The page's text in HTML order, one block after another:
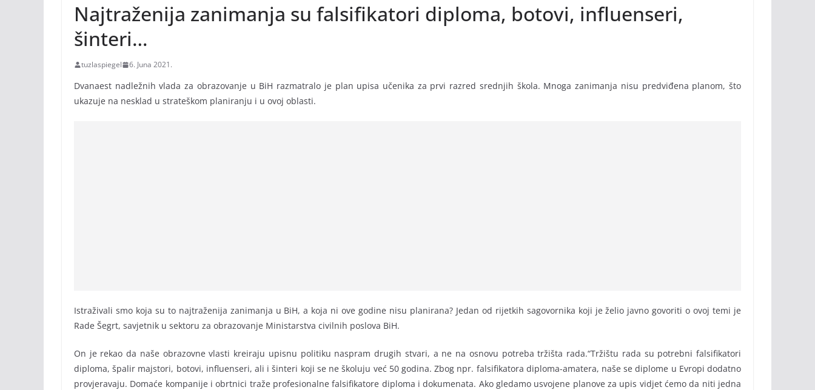
Najtraženija zanimanja su falsifikatori diploma, botovi, influenseri,
šinteri…
tuzlaspiegel 6. Juna 2021.
Dvanaest nadležnih vlada za obrazovanje u BiH razmatralo je plan upisa učenika za prvi razred srednjih škola. Mnoga zanimanja nisu predviđena planom, što
ukazuje na nesklad u strateškom planiranju i u ovoj oblasti.
Istraživali smo koja su to najtraženija zanimanja u BiH, a koja ni ove godine nisu planirana? Jedan od rijetkih sagovornika koji je želio javno govoriti o ovoj temi je
Rade Šegrt, savjetnik u sektoru za obrazovanje Ministarstva civilnih poslova BiH.
On je rekao da naše obrazovne vlasti kreiraju upisnu politiku naspram drugih stvari, a ne na osnovu potreba tržišta rada.“Tržištu rada su potrebni falsifikatori
diploma, špalir majstori, botovi, influenseri, ali i šinteri koji se ne školuju već 50 godina. Zbog npr. falsifikatora diploma-amatera, naše se diplome u Evropi dodatno
provjeravaju. Domaće kompanije i obrtnici traže profesionalne falsifikatore diploma i dokumenata. Ako gledamo usvojene planove za upis vidjet ćemo da niti jedna